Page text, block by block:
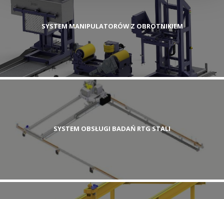
SYSTEM MANIPULATORÓW Z OBROTNIKIEM
SYSTEM OBSŁUGI BADAŃ RTG STALI